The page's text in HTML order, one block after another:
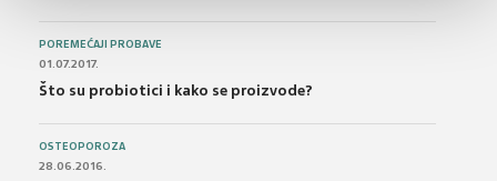
POREMEĆAJI PROBAVE
01.07.2017.
Što su probiotici i kako se proizvode?
OSTEOPOROZA
28.06.2016.